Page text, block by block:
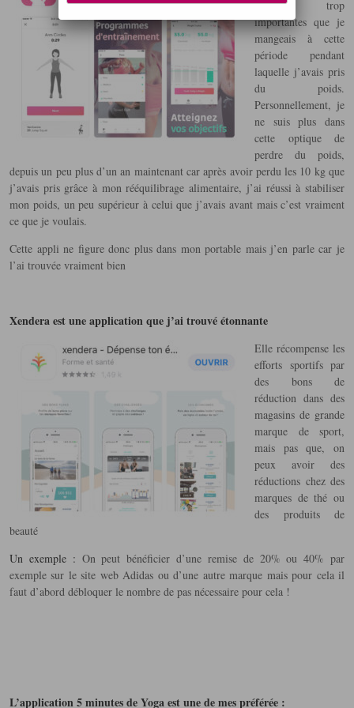
quantités trop
importantes que je
mangeais à cette
période pendant
laquelle j’avais pris
du poids.
Personnellement, je
ne suis plus dans
cette optique de
perdre du poids,
depuis un peu plus d’un an maintenant car après avoir perdu les 10 kg que
j’avais pris grâce à mon rééquilibrage alimentaire, j’ai réussi à stabiliser
mon poids, un peu supérieur à celui que j’avais avant mais c’est vraiment
ce que je voulais.
Cette appli ne figure donc plus dans mon portable mais j’en parle car je
l’ai trouvée vraiment bien
Xendera est une application que j’ai trouvé étonnante
Elle récompense les
efforts sportifs par
des bons de
réduction dans des
magasins de grande
marque de sport,
mais pas que, on
peux avoir des
réductions chez des
marques de thé ou
des produits de
beauté
Un exemple : On peut bénéficier d’une remise de 20% ou 40% par
exemple sur le site web Adidas ou d’une autre marque mais pour cela il
faut d’abord débloquer le nombre de pas nécessaire pour cela !
L’application 5 minutes de Yoga est une de mes préférée :